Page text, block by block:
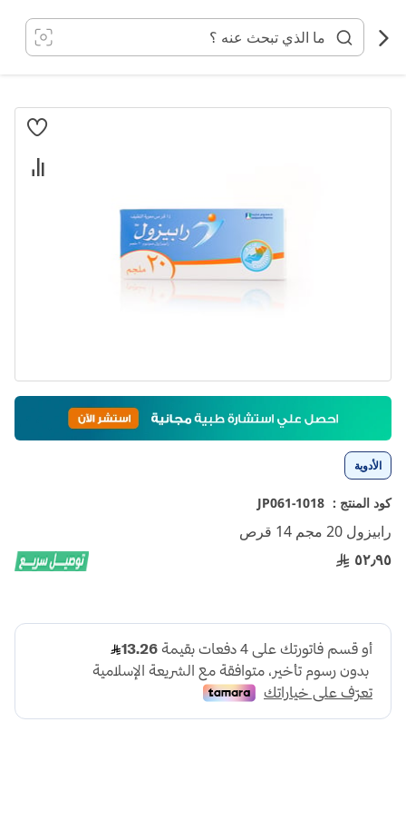
المحتوى
الأدوية
كود المنتج : 1018-JP061
رابيزول 20 مجم 14 قرص
٥٢٫٩٥
انتقل
تخطي
بداية
معرض
الصور